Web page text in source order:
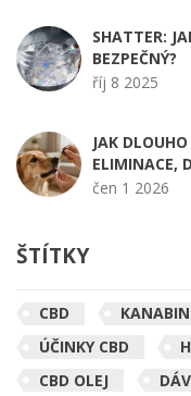
SHATTER:
BEZPEČNÝ?
říj 8 2025
JAK
ELIMINACE,
čen 1 2026
ŠTÍTKY
CBD
ÚČINKY CBD
CBD OLEJ